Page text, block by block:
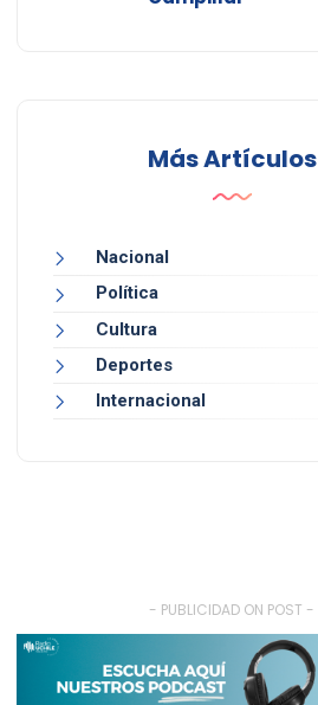
Más Artículos
Nacional
Política
Cultura
Deportes
Internacional
- PUBLICIDAD ON POST -